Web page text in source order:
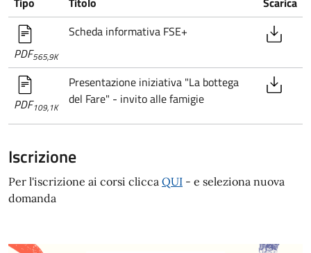
PDF565,9K
Scheda informativa FSE+
PDF109,1K
Presentazione iniziativa "La bottega
del Fare" - invito alle famigie
Iscrizione
Per l'iscrizione ai corsi clicca QUI - e seleziona nuova
domanda